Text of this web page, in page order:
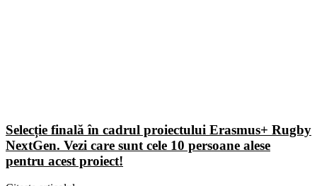
Selecție finală în cadrul proiectului Erasmus+ Rugby
NextGen. Vezi care sunt cele 10 persoane alese
pentru acest proiect!